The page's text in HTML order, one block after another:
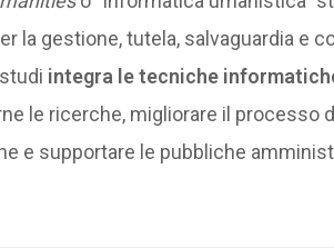
la gestione, tutela, salvaguardia e
integra le tecniche
le ricerche, migliorare il processo
e supportare le pubbliche